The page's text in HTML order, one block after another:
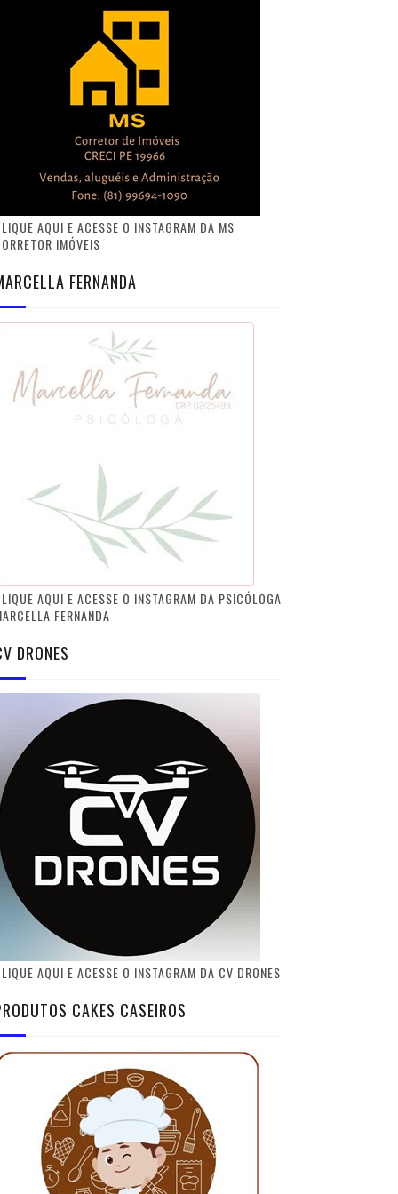
AQUI E ACESSE O INSTAGRAM DA MS
IMÓVEIS
FERNANDA
AQUI E ACESSE O INSTAGRAM DA PSICÓLOGA
FERNANDA
DRONES
AQUI E ACESSE O INSTAGRAM DA CV DRONES
CAKES CASEIROS